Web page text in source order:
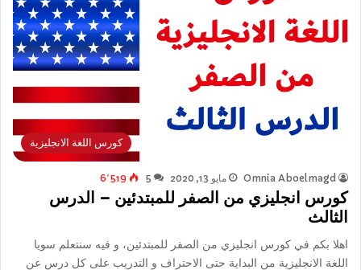
كورس اللغة الانجليزية
Omnia Aboelmagd مايو 13, 2020 5 6٬519
كورس انجليزي من الصفر للمبتدئين – الدرس
الثالث
اهلا بكم في كورس انجليزي من الصفر للمبتدئين، و فيه سنتعلم سويا
اللغة الانجليزية من البداية حتى الاحتراف و التدريب على كل درس عن